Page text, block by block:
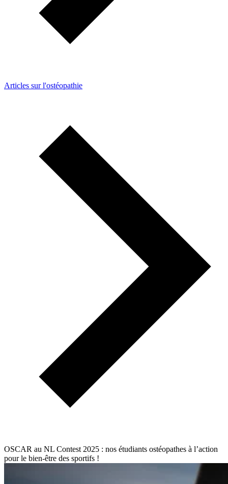
Articles sur l'ostéopathie
OSCAR au NL Contest 2025 : nos étudiants ostéopathes à l’action
pour le bien-être des sportifs !